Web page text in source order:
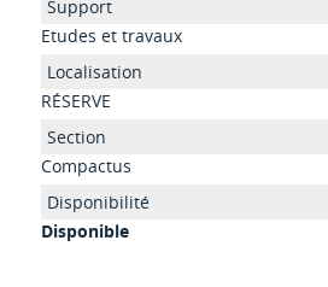
Etudes et travaux
RÉSERVE
Compactus
Disponible